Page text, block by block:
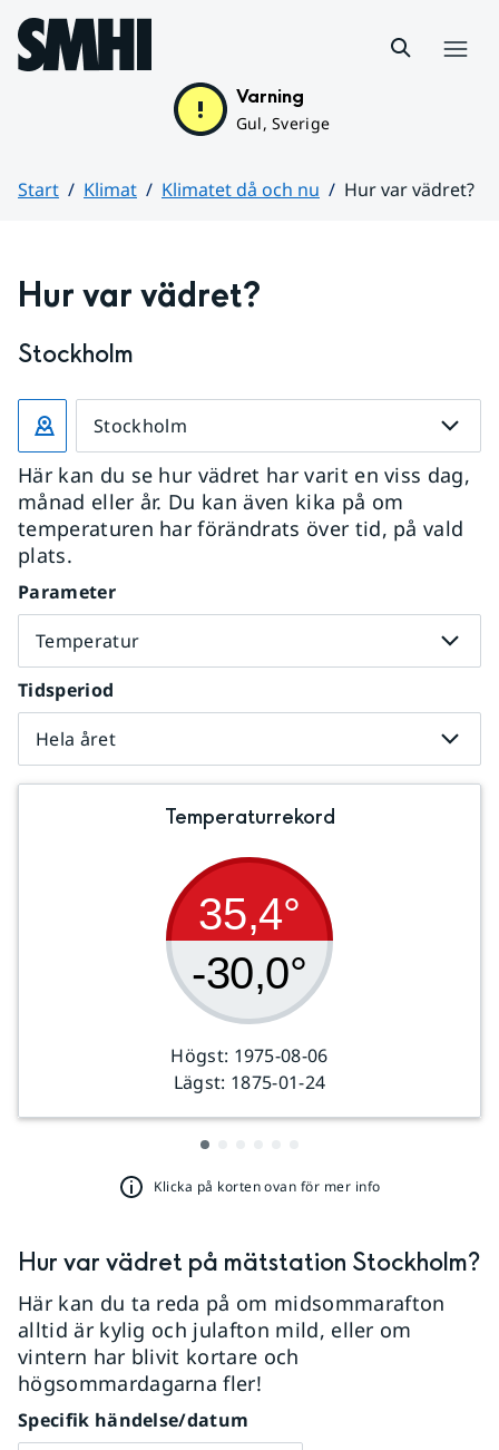
Hoppa till sidans innehåll
Varning
Gul, Sverige
Start Klimat Klimatet då och nu
Hur var vädret?
Hur var vädret?
Stockholm
Stockholm
Här kan du se hur vädret har varit en viss dag,
månad eller år. Du kan även kika på om
temperaturen har förändrats över tid, på vald
plats.
Parameter
Temperatur
Tidsperiod
Hela året
Temperaturrekord
35,4°
-30,0°
Högst: 1975-08-06
Lägst: 1875-01-24
Klicka på korten ovan för mer info
Hur var vädret på mätstation Stockholm?
Här kan du ta reda på om midsommarafton
alltid är kylig och julafton mild, eller om
vintern har blivit kortare och
högsommardagarna fler!
Specifik händelse/datum